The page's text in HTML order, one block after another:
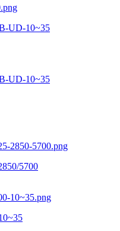
UD-10~35
UD-10~35
5700